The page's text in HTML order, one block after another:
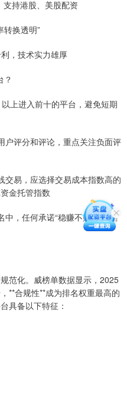
持港股、美股配资
转换透明”
，技术实力雄厚
？
上进入前十的平台，避免短期
户评分和评论，重点关注负面评
交易，应选择交易成本指数高的
金托管指数
，任何承诺“稳赚不赔”的平台
范化。威榜单数据显示，2025
**合规性**成为排名权重最高的
具备以下特征：